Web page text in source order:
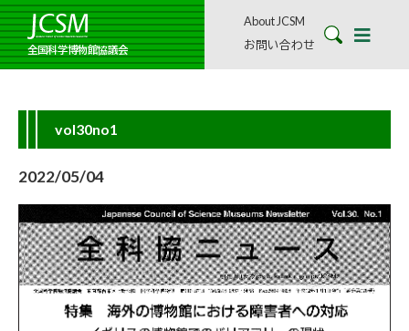
全国科学博物館協議会
About JCSM
お問い合わせ
vol30no1
2022/05/04